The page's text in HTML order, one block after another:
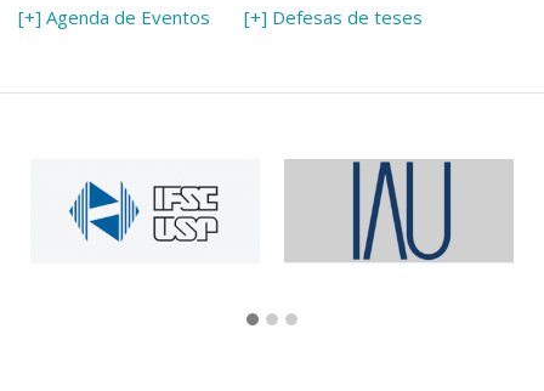
[+] Agenda de Eventos [+] Defesas de teses